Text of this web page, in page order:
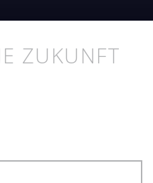
ZUKUNFT